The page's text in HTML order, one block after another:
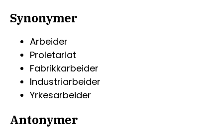
Synonymer
Arbeider
Proletariat
Fabrikkarbeider
Industriarbeider
Yrkesarbeider
Antonymer